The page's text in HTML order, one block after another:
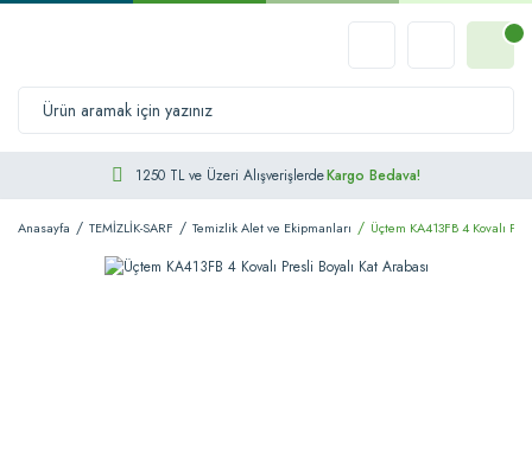
1250 TL ve Üzeri AlışverişlerdeKargo Bedava!
Anasayfa TEMİZLİK-SARF Temizlik Alet ve Ekipmanları Üçtem KA413FB 4 Kovalı